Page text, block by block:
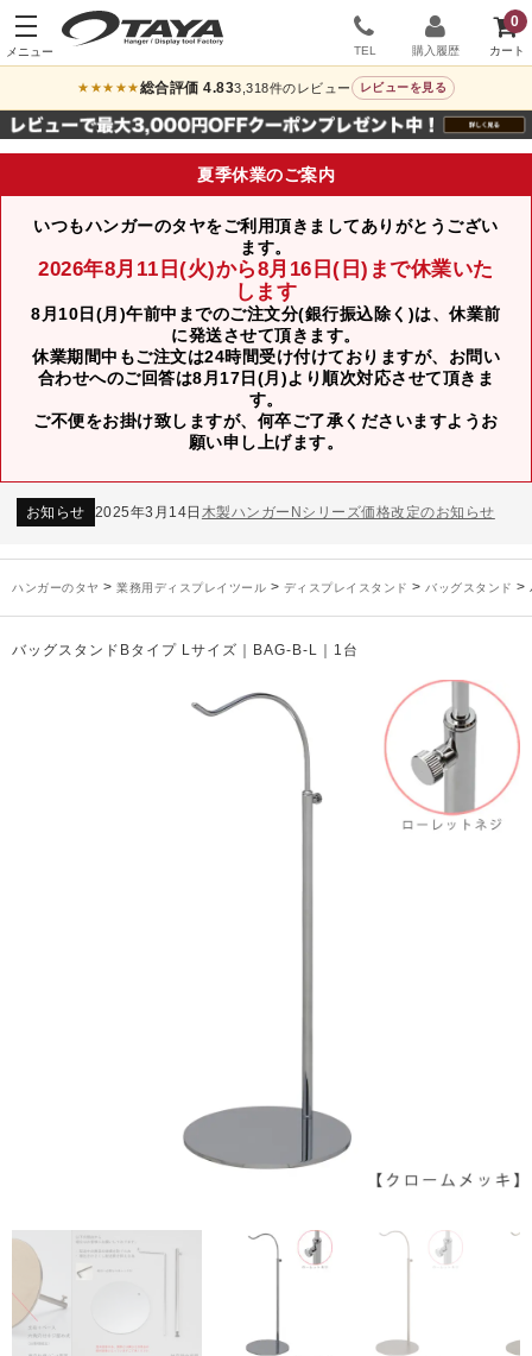
0
TEL 購入履歴
★★★★★総合評価 4.833,318件のレビュー レビューを見る
夏季休業のご案内
いつもハンガーのタヤをご利用頂きましてありがとうござい
ます。
2026年8月11日(火)から8月16日(日)まで休業いた
します
8月10日(月)午前中までのご注文分(銀行振込除く)は、休業前
に発送させて頂きます。
休業期間中もご注文は24時間受け付けておりますが、お問い
合わせへのご回答は8月17日(月)より順次対応させて頂きま
す。
ご不便をお掛け致しますが、何卒ご了承くださいますようお
願い申し上げます。
お知らせ 2024年12月12日年末年始休業のお知らせ
2026年3月7日
お知らせ 2025年7月16日
プラスチック製ハンガー、及び木製ハンガーKシリーズ 価格改定のお知らせ
お知らせ
2025年3月14日 木製ハンガーNシリーズ価格改定のお知らせ
雑誌「GINZA」でタヤのハンガーを紹介していただきました
年末年始休業のお知らせ
ハンガーのタヤ > 業務用ディスプレイツール > ディスプレイスタンド > バッグスタンド >
バッグスタンドBタイプ Lサイズ｜BAG-B-L｜1台